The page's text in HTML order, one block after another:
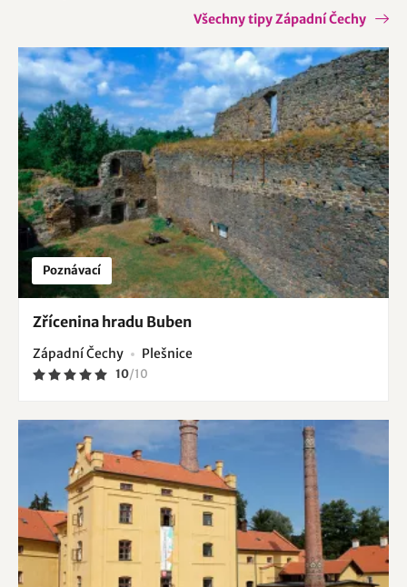
Všechny tipy Západní Čechy
Poznávací
Zřícenina hradu Buben
Západní Čechy Plešnice
10/10